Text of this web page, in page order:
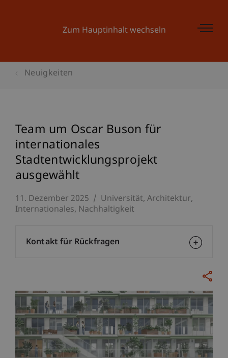
Zum Hauptinhalt wechseln
Neuigkeiten
Team um Oscar Buson für
internationales
Stadtentwicklungsprojekt
ausgewählt
11. Dezember 2025 Universität Architektur
Internationales Nachhaltigkeit
Kontakt für Rückfragen